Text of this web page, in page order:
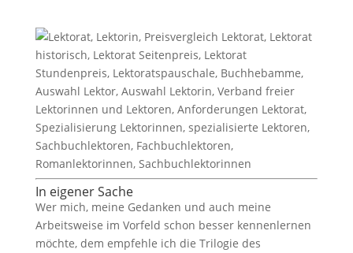
In eigener Sache
Wer mich, meine Gedanken und auch meine
Arbeitsweise im Vorfeld schon besser kennenlernen
möchte, dem empfehle ich die Trilogie des